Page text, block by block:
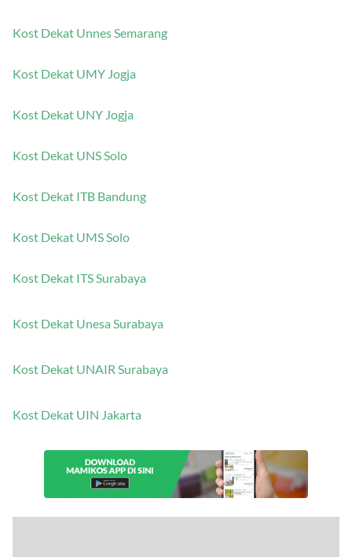
Kost Dekat Unnes Semarang
Kost Dekat UMY Jogja
Kost Dekat UNY Jogja
Kost Dekat UNS Solo
Kost Dekat ITB Bandung
Kost Dekat UMS Solo
Kost Dekat ITS Surabaya
Kost Dekat Unesa Surabaya
Kost Dekat UNAIR Surabaya
Kost Dekat UIN Jakarta